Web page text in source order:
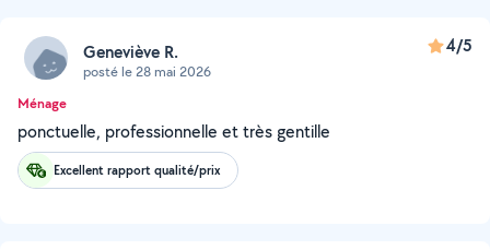
Geneviève R.
posté le 28 mai 2026
4/5
Ménage
ponctuelle, professionnelle et très gentille
Excellent rapport qualité/prix